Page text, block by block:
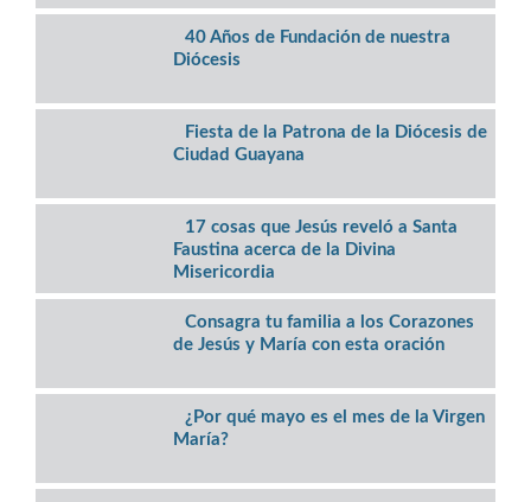
40 Años de Fundación de nuestra
Diócesis
Fiesta de la Patrona de la Diócesis de
Ciudad Guayana
17 cosas que Jesús reveló a Santa
Faustina acerca de la Divina
Misericordia
Consagra tu familia a los Corazones
de Jesús y María con esta oración
​¿Por qué mayo es el mes de la Virgen
María?